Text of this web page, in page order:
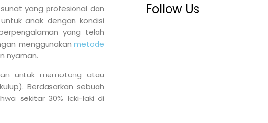
yang profesional dan
anak dengan kondisi
yang telah
menggunakan metode
nyaman.
untuk memotong atau
Berdasarkan sebuah
sekitar 30% laki-laki di
Follow Us